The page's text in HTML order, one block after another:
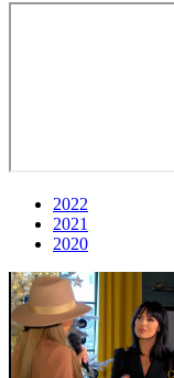
2022
2021
2020